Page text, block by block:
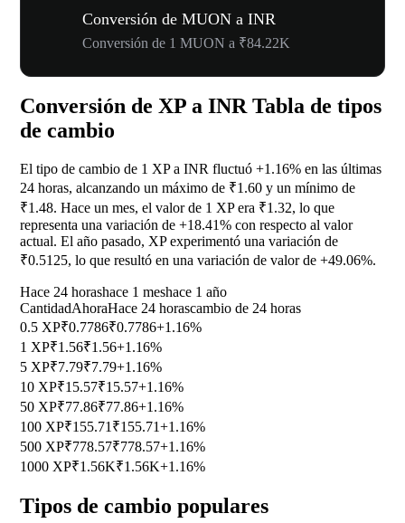
Conversión de MUON a INR
Conversión de 1 MUON a ₹84.22K
Conversión de XP a INR Tabla de tipos
de cambio
El tipo de cambio de 1 XP a INR fluctuó +1.16% en las últimas
24 horas, alcanzando un máximo de ₹1.60 y un mínimo de
₹1.48. Hace un mes, el valor de 1 XP era ₹1.32, lo que
representa una variación de +18.41% con respecto al valor
actual. El año pasado, XP experimentó una variación de
₹0.5125, lo que resultó en una variación de valor de +49.06%.
Hace 24 horashace 1 meshace 1 año
CantidadAhoraHace 24 horascambio de 24 horas
0.5 XP₹0.7786₹0.7786+1.16%
1 XP₹1.56₹1.56+1.16%
5 XP₹7.79₹7.79+1.16%
10 XP₹15.57₹15.57+1.16%
50 XP₹77.86₹77.86+1.16%
100 XP₹155.71 ₹155.71+1.16%
500 XP₹778.57₹778.57+1.16%
1000 XP₹1.56K₹1.56K+1.16%
Tipos de cambio populares